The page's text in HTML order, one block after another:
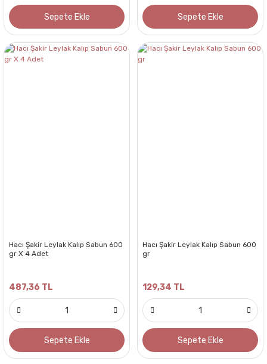
Sepete Ekle Sepete Ekle
Hacı Şakir Leylak Kalıp Sabun 600
gr X 4 Adet
487,36 TL
Sepete Ekle
Hacı Şakir Leylak Kalıp Sabun 600
gr
129,34 TL
Sepete Ekle